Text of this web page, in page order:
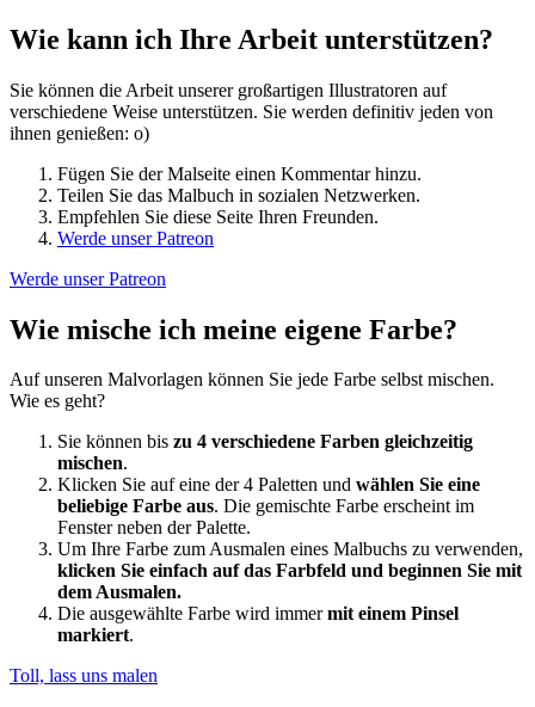
Wie kann ich Ihre Arbeit unterstützen?
Sie können die Arbeit unserer großartigen Illustratoren auf
verschiedene Weise unterstützen. Sie werden definitiv jeden von
ihnen genießen: o)
Fügen Sie der Malseite einen Kommentar hinzu.
Teilen Sie das Malbuch in sozialen Netzwerken.
Empfehlen Sie diese Seite Ihren Freunden.
Werde unser Patreon
Werde unser Patreon
Wie mische ich meine eigene Farbe?
Auf unseren Malvorlagen können Sie jede Farbe selbst mischen.
Wie es geht?
Sie können bis zu 4 verschiedene Farben gleichzeitig
mischen.
Klicken Sie auf eine der 4 Paletten und wählen Sie eine
beliebige Farbe aus. Die gemischte Farbe erscheint im
Fenster neben der Palette.
Um Ihre Farbe zum Ausmalen eines Malbuchs zu verwenden,
klicken Sie einfach auf das Farbfeld und beginnen Sie mit
dem Ausmalen.
Die ausgewählte Farbe wird immermit einem Pinsel
markiert.
Toll, lass uns malen